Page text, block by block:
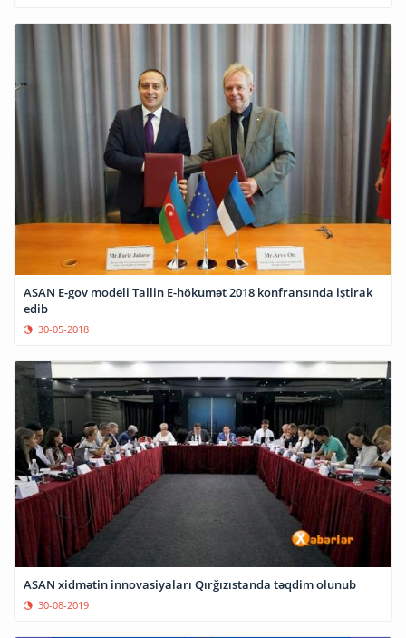
ASAN E-gov modeli Tallin E-hökumət 2018 konfransında iştirak
edib
30-05-2018
ASAN xidmətin innovasiyaları Qırğızıstanda təqdim olunub
30-08-2019